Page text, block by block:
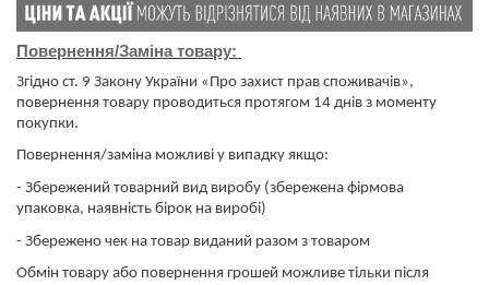
Повернення/Заміна товару:
Згідно ст. 9 Закону України «Про захист прав споживачів»,
повернення товару проводиться протягом 14 днів з моменту
покупки.
Повернення/заміна можливі у випадку якщо:
- Збережений товарний вид виробу (збережена фірмова
упаковка, наявність бірок на виробі)
- Збережено чек на товар виданий разом з товаром
Обмін товару або повернення грошей можливе тільки після